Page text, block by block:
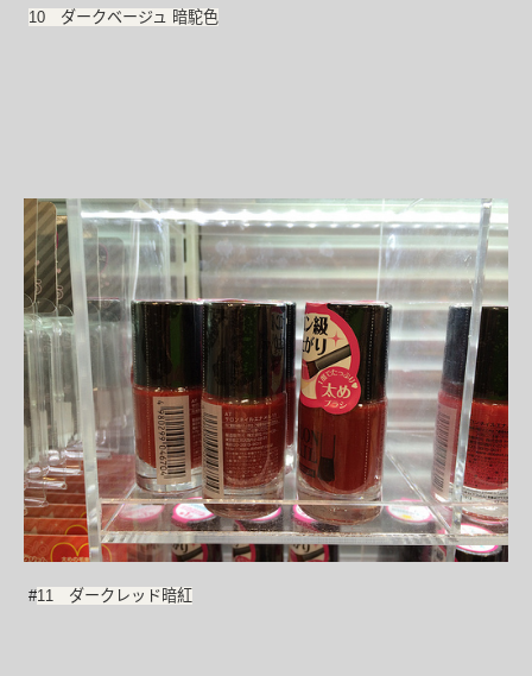
10 ダークベージュ 暗駝色
#11 ダークレッド暗紅